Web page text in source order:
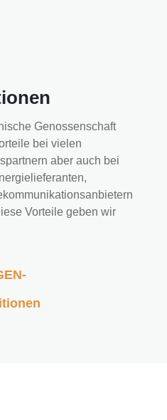
Genossenschaft
bei vielen
aber auch bei
Vorteile geben wir